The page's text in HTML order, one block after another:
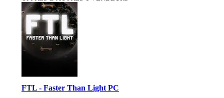
FTL - Faster Than Light PC